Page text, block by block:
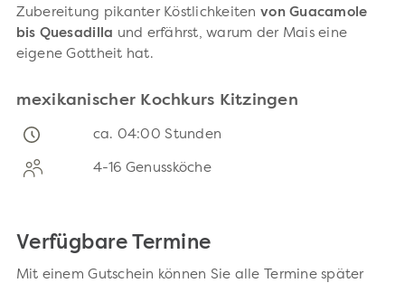
Zubereitung pikanter Köstlichkeitenvon Guacamole
bis Quesadilla und erfährst, warum der Mais eine
eigene Gottheit hat.
mexikanischer Kochkurs Kitzingen
ca. 04:00 Stunden
4-16 Genussköche
Verfügbare Termine
Mit einem Gutschein können Sie alle Termine später